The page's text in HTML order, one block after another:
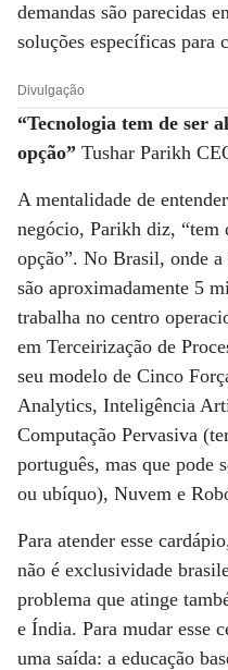
demandas são parecidas
soluções específicas para
Divulgação
“Tecnologia tem de ser
opção” Tushar Parikh
A mentalidade de
negócio, Parikh diz, “tem
opção”. No Brasil, onde a
são aproximadamente 5
trabalha no centro
em Terceirização de
seu modelo de Cinco
Analytics, Inteligência
Computação Pervasiva
português, mas que pode
ou ubíquo), Nuvem e
Para atender esse
não é exclusividade
problema que atinge
e Índia. Para mudar esse
uma saída: a educação